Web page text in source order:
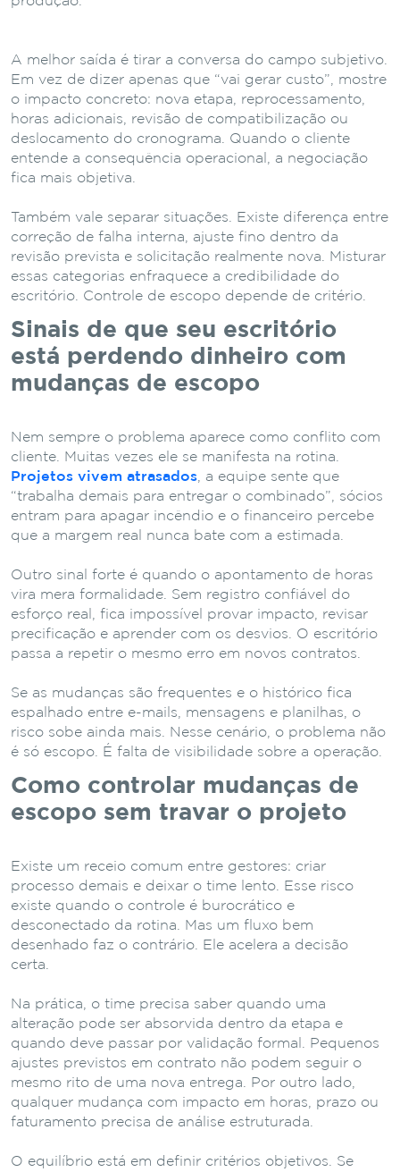
A melhor saída é tirar a conversa do campo subjetivo.
Em vez de dizer apenas que “vai gerar custo”, mostre
o impacto concreto: nova etapa, reprocessamento,
horas adicionais, revisão de compatibilização ou
deslocamento do cronograma. Quando o cliente
entende a consequência operacional, a negociação
fica mais objetiva.
Também vale separar situações. Existe diferença entre
correção de falha interna, ajuste fino dentro da
revisão prevista e solicitação realmente nova. Misturar
essas categorias enfraquece a credibilidade do
escritório. Controle de escopo depende de critério.
Sinais de que seu escritório
está perdendo dinheiro com
mudanças de escopo
Nem sempre o problema aparece como conflito com
cliente. Muitas vezes ele se manifesta na rotina.
Projetos vivem atrasados , a equipe sente que
“trabalha demais para entregar o combinado”, sócios
entram para apagar incêndio e o financeiro percebe
que a margem real nunca bate com a estimada.
Outro sinal forte é quando o apontamento de horas
vira mera formalidade. Sem registro confiável do
esforço real, fica impossível provar impacto, revisar
precificação e aprender com os desvios. O escritório
passa a repetir o mesmo erro em novos contratos.
Se as mudanças são frequentes e o histórico fica
espalhado entre e-mails, mensagens e planilhas, o
risco sobe ainda mais. Nesse cenário, o problema não
é só escopo. É falta de visibilidade sobre a operação.
Como controlar mudanças de
escopo sem travar o projeto
Existe um receio comum entre gestores: criar
processo demais e deixar o time lento. Esse risco
existe quando o controle é burocrático e
desconectado da rotina. Mas um fluxo bem
desenhado faz o contrário. Ele acelera a decisão
certa.
Na prática, o time precisa saber quando uma
alteração pode ser absorvida dentro da etapa e
quando deve passar por validação formal. Pequenos
ajustes previstos em contrato não podem seguir o
mesmo rito de uma nova entrega. Por outro lado,
qualquer mudança com impacto em horas, prazo ou
faturamento precisa de análise estruturada.
O equilíbrio está em definir critérios objetivos. Se